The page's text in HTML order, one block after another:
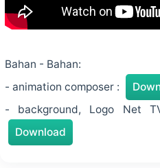
Bahan - Bahan:
- animation composer :
- background, Logo Net
Download